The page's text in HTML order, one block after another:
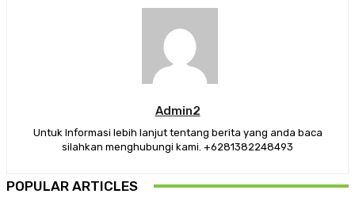
Admin2
Untuk Informasi lebih lanjut tentang berita yang anda baca
silahkan menghubungi kami. +6281382248493
POPULAR ARTICLES